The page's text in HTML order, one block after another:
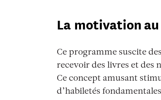
La motivation
Ce programme suscite
recevoir des livres et des
Ce concept amusant
d’habiletés